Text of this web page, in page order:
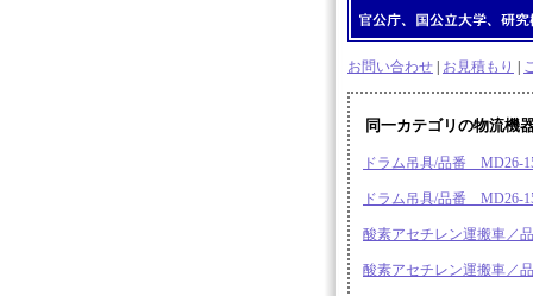
お問い合わせ お見積もり
同一カテゴリの物流
ドラム吊具/品番 MD26-
ドラム吊具/品番 MD26-
酸素アセチレン運搬車／
酸素アセチレン運搬車／